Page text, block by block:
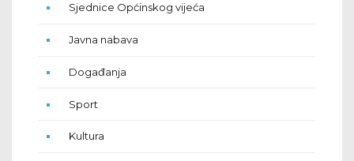
Sjednice Općinskog vijeća
Javna nabava
Događanja
Sport
Kultura